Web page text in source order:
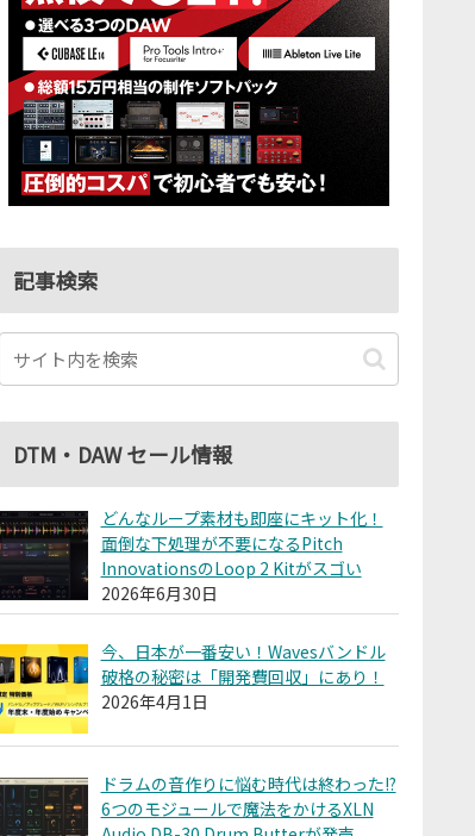
記事検索
DTM・DAW セール情報
どんなループ素材も即座にキット化！
面倒な下処理が不要になるPitch
InnovationsのLoop 2 Kitがスゴい
2026年6月30日
今、日本が一番安い！Wavesバンドル
破格の秘密は「開発費回収」にあり！
2026年4月1日
ドラムの音作りに悩む時代は終わった!?
6つのモジュールで魔法をかけるXLN